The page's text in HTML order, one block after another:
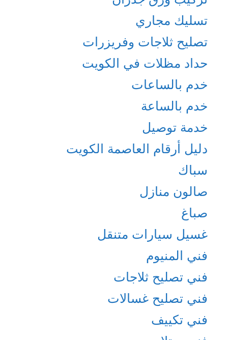
تسليك مجاري
تصليح ثلاجات وفريزرات
حداد مظلات في الكويت
خدم بالساعات
خدم بالساعة
خدمة توصيل
دليل أرقام العاصمة الكويت
سباك
صالون منازل
صباغ
غسيل سيارات متنقل
فني المنيوم
فني تصليح ثلاجات
فني تصليح غسالات
فني تكييف